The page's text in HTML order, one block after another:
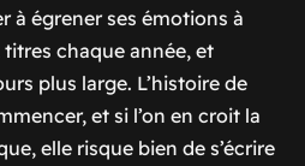
à égrener ses émotions à
chaque année, et
plus large. L’histoire de
et si l’on en croit la
elle risque bien de s’écrire